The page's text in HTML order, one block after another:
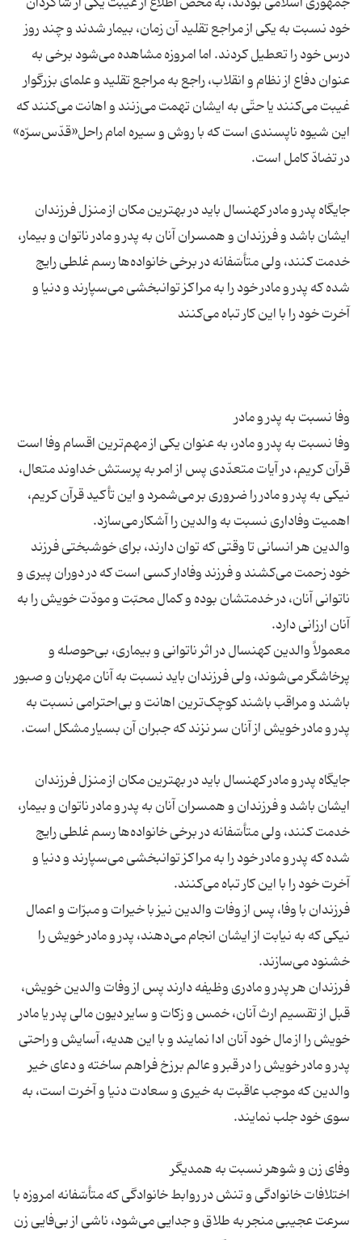
خود نسبت به یکی از مراجع تقلید آن زمان، بیمار شدند و چند روز
درس خود را تعطیل کردند. اما امروزه مشاهده می‌شود برخی به
عنوان دفاع از نظام و انقلاب، راجع به مراجع تقلید و علمای بزرگوار
غیبت می‌کنند یا حتّی به ایشان تهمت می‌زنند و اهانت می‌کنند که
این شیوه ناپسندی است که با روش و سیره امام راحل«قدّس‌سرّه»
جایگاه پدر و مادر کهنسال باید در بهترین مکان از منزل فرزندان
ایشان باشد و فرزندان و همسران آنان به پدر و مادر ناتوان و بیمار،
خدمت کنند، ولی متأسّفانه در برخی خانواده‌ها رسم غلطی رایج
شده که پدر و مادر خود را به مراکز توانبخشی می‌سپارند و دنیا و
وفا نسبت به پدر و مادر، به عنوان یکی از مهم‌ترین اقسام وفا است
قرآن کریم، در آیات متعدّدی پس از امر به پرستش خداوند متعال،
نیکی به پدر و مادر را ضروری بر می‌شمرد و این تأکید قرآن کریم،
والدین هر انسانی تا وقتی که توان دارند، برای خوشبختی فرزند
خود زحمت می‌کشند و فرزند وفادار کسی است که در دوران پیری و
ناتوانی آنان، در خدمتشان بوده و کمال محبّت و مودّت خویش را به
معمولاً والدین کهنسال در اثر ناتوانی و بیماری، بی‌حوصله و
پرخاشگر می‌شوند، ولی فرزندان باید نسبت به آنان مهربان و صبور
باشند و مراقب باشند کوچک‌ترین اهانت و بی‌احترامی نسبت به
جایگاه پدر و مادر کهنسال باید در بهترین مکان از منزل فرزندان
ایشان باشد و فرزندان و همسران آنان به پدر و مادر ناتوان و بیمار،
خدمت کنند، ولی متأسّفانه در برخی خانواده‌ها رسم غلطی رایج
شده که پدر و مادر خود را به مراکز توانبخشی می‌سپارند و دنیا و
فرزندان با وفا، پس از وفات والدین نیز با خیرات و مبرّات و اعمال
نیکی که به نیابت از ایشان انجام می‌دهند، پدر و مادر خویش را
فرزندان هر پدر و مادری وظیفه دارند پس از وفات والدین خویش،
قبل از تقسیم ارث آنان، خمس و زکات و سایر دیون مالی پدر یا مادر
خویش را از مال خود آنان ادا نمایند و با این هدیه، آسایش و راحتی
پدر و مادر خویش را در قبر و عالم برزخ فراهم ساخته و دعای خیر
والدین که موجب عاقبت به خیری و سعادت دنیا و آخرت است، به
اختلافات خانوادگی و تنش در روابط خانوادگی که متأسّفانه امروزه با
سرعت عجیبی منجر به طلاق و جدایی می‌شود، ناشی از بی‌فایی زن